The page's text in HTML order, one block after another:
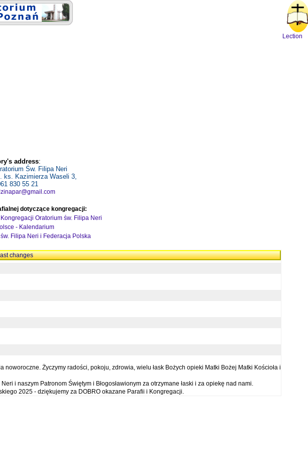
Lection
address:
Św. Filipa Neri
ks. Kazimierza Waseli 3,
830 55 21
dotyczące kongregacji:
Oratorium św. Filipa Neri
- Kalendarium
Filipa Neri i Federacja Polska
changes
Życzymy radości, pokoju, zdrowia, wielu łask Bożych opieki Matki Bożej Matki Kościoła i
i naszym Patronom Świętym i Błogosławionym za otrzymane łaski i za opiekę nad nami.
2025 - dziękujemy za DOBRO okazane Parafii i Kongregacji.